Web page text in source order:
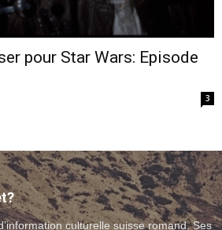
webzine
–
musique
pour Star Wars: Episode
3
culturelle suisse romand. Ses